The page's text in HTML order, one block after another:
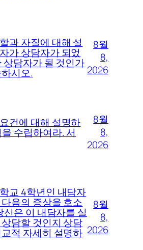
과 자질에 대해 설
가 상담자가 되었
상담자가 될 것인가
시오.
8월
8,
2026
건에 대해 설명하
수립하여라. 서
8월
8,
2026
교 4학년인 내담자
음의 증상을 호소
신은 이 내담자를 실
담할 것인지 상담
적 자세히 설명하
8월
8,
2026